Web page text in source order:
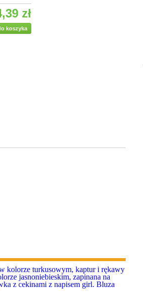
zł
kolorze turkusowym, kaptur i rękawy
jasnoniebieskim, zapinana na
z cekinami z napisem girl. Bluza